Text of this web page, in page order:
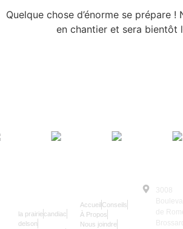
Quelque chose d’énorme se prépare
en chantier et sera bientôt
la prairie candiac
delson
Accueil Conseils
À Propos
Nous joindre
3008
de
Brossard,